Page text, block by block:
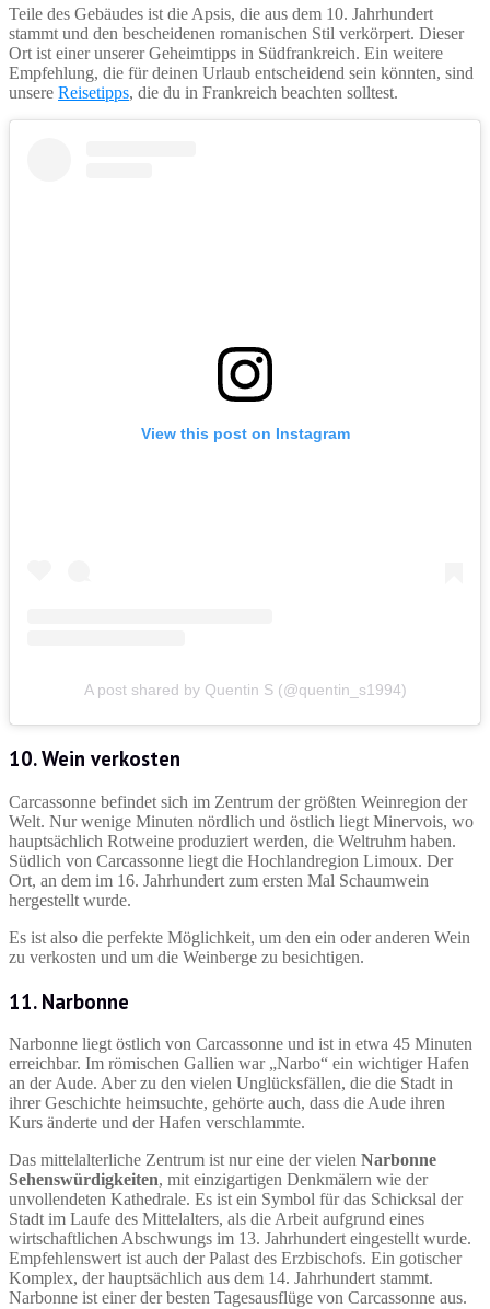
Teile des Gebäudes ist die Apsis, die aus dem 10. Jahrhundert
stammt und den bescheidenen romanischen Stil verkörpert. Dieser
Ort ist einer unserer Geheimtipps in Südfrankreich. Ein weitere
Empfehlung, die für deinen Urlaub entscheidend sein könnten, sind
unsere Reisetipps, die du in Frankreich beachten solltest.
View this post on Instagram
A post shared by Quentin S (@quentin_s1994)
10. Wein verkosten
Carcassonne befindet sich im Zentrum der größten Weinregion der
Welt. Nur wenige Minuten nördlich und östlich liegt Minervois, wo
hauptsächlich Rotweine produziert werden, die Weltruhm haben.
Südlich von Carcassonne liegt die Hochlandregion Limoux. Der
Ort, an dem im 16. Jahrhundert zum ersten Mal Schaumwein
hergestellt wurde.
Es ist also die perfekte Möglichkeit, um den ein oder anderen Wein
zu verkosten und um die Weinberge zu besichtigen.
11. Narbonne
Narbonne liegt östlich von Carcassonne und ist in etwa 45 Minuten
erreichbar. Im römischen Gallien war „Narbo“ ein wichtiger Hafen
an der Aude. Aber zu den vielen Unglücksfällen, die die Stadt in
ihrer Geschichte heimsuchte, gehörte auch, dass die Aude ihren
Kurs änderte und der Hafen verschlammte.
Das mittelalterliche Zentrum ist nur eine der vielen Narbonne
Sehenswürdigkeiten, mit einzigartigen Denkmälern wie der
unvollendeten Kathedrale. Es ist ein Symbol für das Schicksal der
Stadt im Laufe des Mittelalters, als die Arbeit aufgrund eines
wirtschaftlichen Abschwungs im 13. Jahrhundert eingestellt wurde.
Empfehlenswert ist auch der Palast des Erzbischofs. Ein gotischer
Komplex, der hauptsächlich aus dem 14. Jahrhundert stammt.
Narbonne ist einer der besten Tagesausflüge von Carcassonne aus.